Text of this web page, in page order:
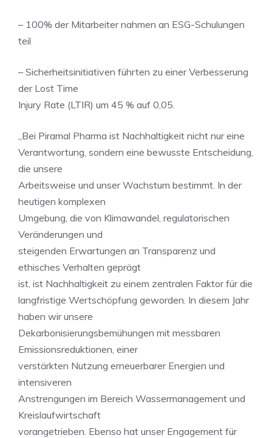
– 100% der Mitarbeiter nahmen an ESG-Schulungen
teil
– Sicherheitsinitiativen führten zu einer Verbesserung
der Lost Time
Injury Rate (LTIR) um 45 % auf 0,05.
„Bei Piramal Pharma ist Nachhaltigkeit nicht nur eine
Verantwortung, sondern eine bewusste Entscheidung,
die unsere
Arbeitsweise und unser Wachstum bestimmt. In der
heutigen komplexen
Umgebung, die von Klimawandel, regulatorischen
Veränderungen und
steigenden Erwartungen an Transparenz und
ethisches Verhalten geprägt
ist, ist Nachhaltigkeit zu einem zentralen Faktor für die
langfristige Wertschöpfung geworden. In diesem Jahr
haben wir unsere
Dekarbonisierungsbemühungen mit messbaren
Emissionsreduktionen, einer
verstärkten Nutzung erneuerbarer Energien und
intensiveren
Anstrengungen im Bereich Wassermanagement und
Kreislaufwirtschaft
vorangetrieben. Ebenso hat unser Engagement für